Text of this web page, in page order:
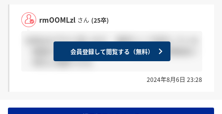
rmOOMLzl さん (25卒)
本音は以下だと思います ・業界として安定している
・転勤が少なく九州で働ける ・給料がある程度良い
・地元に貢献できる
会員登録して閲覧する（無料）
2024年8月6日 23:28